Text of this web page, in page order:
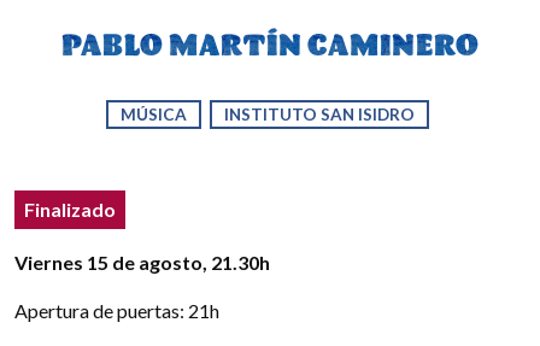
PABLO MARTÍN CAMINERO
MÚSICA INSTITUTO SAN ISIDRO
Estado del evento
Estado:
Finalizado
Detalles del evento
Viernes 15 de agosto, 21.30h
Apertura de puertas: 21h